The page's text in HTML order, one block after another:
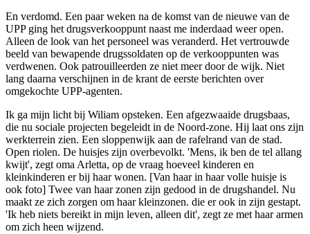
En verdomd. Een paar weken na de komst van de nieuwe van de
UPP ging het drugsverkooppunt naast me inderdaad weer open.
Alleen de look van het personeel was veranderd. Het vertrouwde
beeld van bewapende drugssoldaten op de verkooppunten was
verdwenen. Ook patrouilleerden ze niet meer door de wijk. Niet
lang daarna verschijnen in de krant de eerste berichten over
omgekochte UPP-agenten.
Ik ga mijn licht bij Wiliam opsteken. Een afgezwaaide drugsbaas,
die nu sociale projecten begeleidt in de Noord-zone. Hij laat ons zijn
werkterrein zien. Een sloppenwijk aan de rafelrand van de stad.
Open riolen. De huisjes zijn overbevolkt. 'Mens, ik ben de tel allang
kwijt', zegt oma Arletta, op de vraag hoeveel kinderen en
kleinkinderen er bij haar wonen. [Van haar in haar volle huisje is
ook foto] Twee van haar zonen zijn gedood in de drugshandel. Nu
maakt ze zich zorgen om haar kleinzonen. die er ook in zijn gestapt.
'Ik heb niets bereikt in mijn leven, alleen dit', zegt ze met haar armen
om zich heen wijzend.